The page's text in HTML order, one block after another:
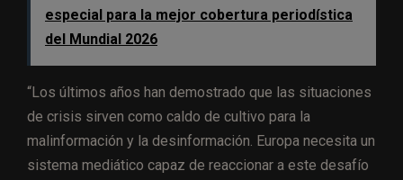
especial para la mejor cobertura periodística
del Mundial 2026
“Los últimos años han demostrado que las situaciones
de crisis sirven como caldo de cultivo para la
malinformación y la desinformación. Europa necesita un
sistema mediático capaz de reaccionar a este desafío